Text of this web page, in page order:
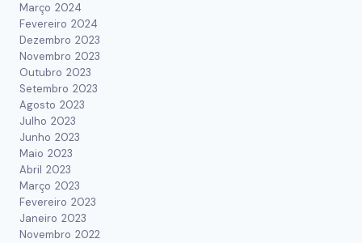
Março 2024
Fevereiro 2024
Dezembro 2023
Novembro 2023
Outubro 2023
Setembro 2023
Agosto 2023
Julho 2023
Junho 2023
Maio 2023
Abril 2023
Março 2023
Fevereiro 2023
Janeiro 2023
Novembro 2022